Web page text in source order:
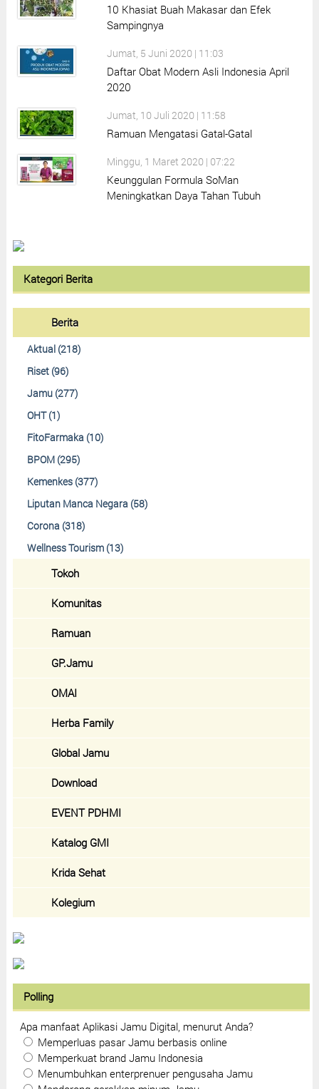
10 Khasiat Buah Makasar dan Efek
Sampingnya
Jumat, 5 Juni 2020 | 11:03
Daftar Obat Modern Asli Indonesia April
2020
Jumat, 10 Juli 2020 | 11:58
Ramuan Mengatasi Gatal-Gatal
Minggu, 1 Maret 2020 | 07:22
Keunggulan Formula SoMan
Meningkatkan Daya Tahan Tubuh
Kategori Berita
Berita
Aktual (218)
Riset (96)
Jamu (277)
OHT (1)
FitoFarmaka (10)
BPOM (295)
Kemenkes (377)
Liputan Manca Negara (58)
Corona (318)
Wellness Tourism (13)
Tokoh
Komunitas
Ramuan
GP.Jamu
OMAI
Herba Family
Global Jamu
Download
EVENT PDHMI
Katalog GMI
Krida Sehat
Kolegium
Polling
Apa manfaat Aplikasi Jamu Digital, menurut Anda?
Memperluas pasar Jamu berbasis online
Memperkuat brand Jamu Indonesia
Menumbuhkan enterprenuer pengusaha Jamu